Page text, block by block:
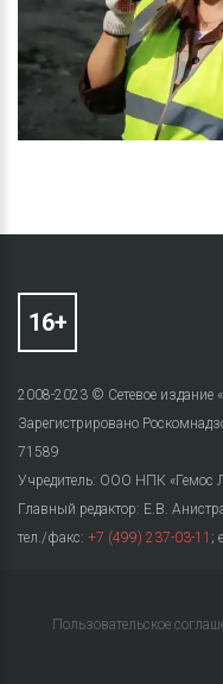
2008-2023 © Сетевое издание
Зарегистрировано
71589
Учредитель: ООО НПК «Гемос
Главный редактор: Е.В.
тел./факс: +7 (499) 237-03-11 ;
Пользовательское